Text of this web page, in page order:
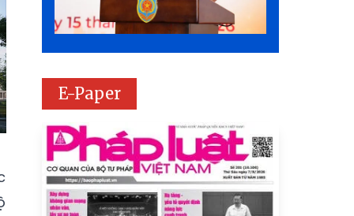
E-Paper